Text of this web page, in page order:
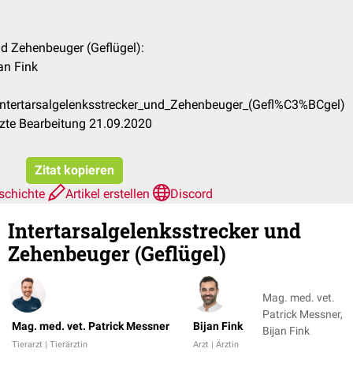
Zehenbeuger (Geflügel):
Fink
Bearbeitung 21.09.2020
Zitat kopieren
Artikel erstellen Discord
Intertarsalgelenksstrecker und
Zehenbeuger (Geflügel)
Mag. med. vet. Patrick Messner
Tierarzt | Tierärztin
Bijan Fink
Arzt | Ärztin
Mag. med. vet.
Patrick Messner,
Bijan Fink